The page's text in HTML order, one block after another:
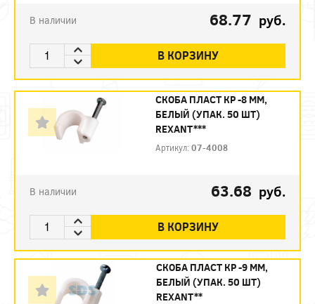
В наличии 68.77 руб.
В КОРЗИНУ
СКОБА ПЛАСТ КР -8 ММ,
БЕЛЫЙ (УПАК. 50 ШТ)
REXANT***
Артикул:07-4008
В наличии 63.68 руб.
В КОРЗИНУ
СКОБА ПЛАСТ КР -9 ММ,
БЕЛЫЙ (УПАК. 50 ШТ)
REXANT**